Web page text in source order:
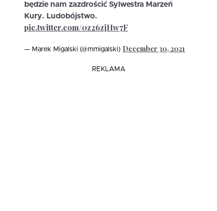
będzie nam zazdrościć Sylwestra Marzeń
Kury. Ludobójstwo.
pic.twitter.com/0z26zjHw7F
— Marek Migalski (@mmigalski) December 30, 2021
REKLAMA